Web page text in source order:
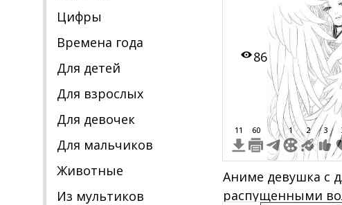
Цифры
Времена года
Для детей
Для взрослых
Для девочек
Для мальчиков
Животные
Из мультиков
86
11 60 1 2 3
Аниме девушка с
распущенными